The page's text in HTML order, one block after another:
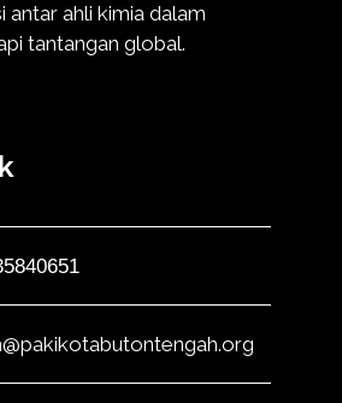
antar ahli kimia dalam
tantangan global.